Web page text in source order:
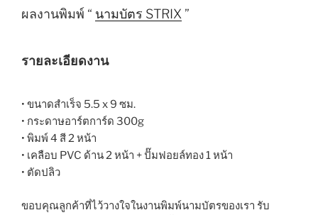
D
ผลงานพิมพ์ “ นามบัตร STRIX ”
รายละเอียดงาน
• ขนาดสำเร็จ 5.5 x 9 ซม.
• กระดาษอาร์ตการ์ด 300g
• พิมพ์ 4 สี 2 หน้า
• เคลือบ PVC ด้าน 2 หน้า + ปั๊มฟอยล์ทอง 1 หน้า
• ตัดปลิว
ขอบคุณลูกค้าที่ไว้วางใจในงานพิมพ์นามบัตรของเรา รับ